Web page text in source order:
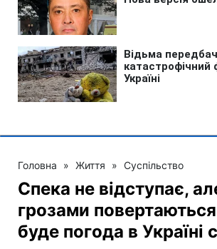
Головна » Життя » Суспільство
Спека не відступає,
грозами
буде погода в Україні